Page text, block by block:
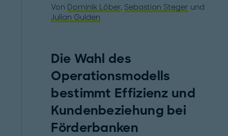
Von Dominik Löber, Sebastian Steger und
Julian Gulden
Die Wahl des
Operationsmodells
bestimmt Effizienz und
Kundenbeziehung bei
Förderbanken